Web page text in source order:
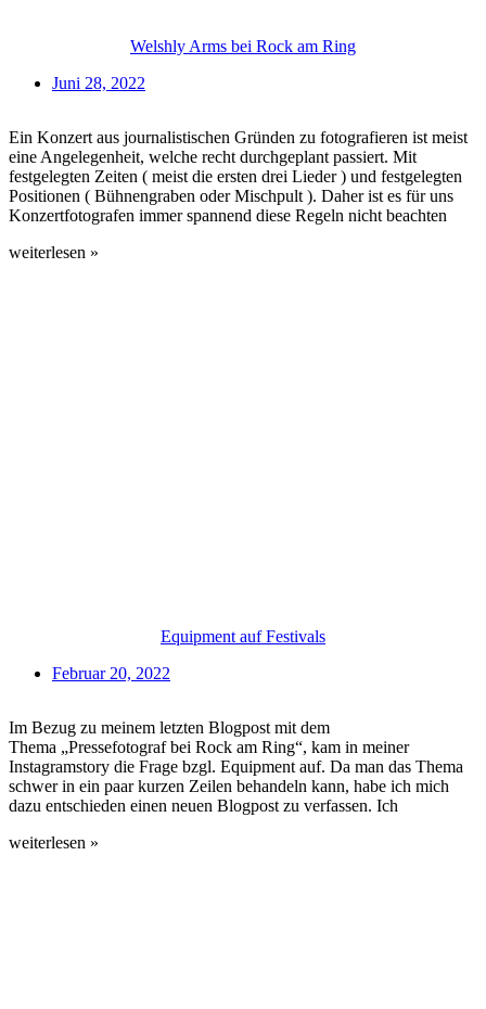
Welshly Arms bei Rock am Ring
Juni 28, 2022
Ein Konzert aus journalistischen Gründen zu fotografieren ist meist
eine Angelegenheit, welche recht durchgeplant passiert. Mit
festgelegten Zeiten ( meist die ersten drei Lieder ) und festgelegten
Positionen ( Bühnengraben oder Mischpult ). Daher ist es für uns
Konzertfotografen immer spannend diese Regeln nicht beachten
weiterlesen »
Equipment auf Festivals
Februar 20, 2022
Im Bezug zu meinem letzten Blogpost mit dem
Thema „Pressefotograf bei Rock am Ring“, kam in meiner
Instagramstory die Frage bzgl. Equipment auf. Da man das Thema
schwer in ein paar kurzen Zeilen behandeln kann, habe ich mich
dazu entschieden einen neuen Blogpost zu verfassen. Ich
weiterlesen »